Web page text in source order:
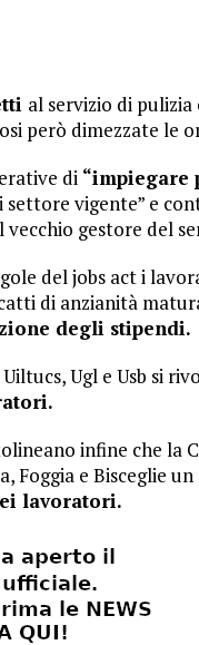
al servizio di pulizia
però dimezzate le
di “impiegare
vigente” e
gestore del
del jobs act i
di anzianità
degli stipendi.
Uiltucs, Ugl e Usb si
infine che la
e Bisceglie
lavoratori.